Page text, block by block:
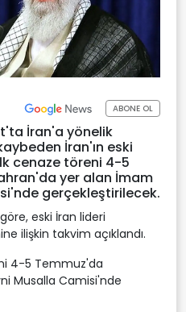
ABONE OL
İran'a yönelik
İran'ın eski
cenaze töreni 4-5
yer alan İmam
gerçekleştirilecek.
eski İran lideri
ilişkin takvim açıklandı.
4-5 Temmuz'da
Musalla Camisi'nde